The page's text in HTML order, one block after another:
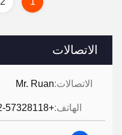
الاتصالات
الاتصالات:Mr. Ruan
الهاتف:+86-512-57328118